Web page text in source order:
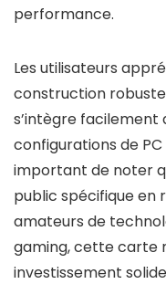
performance.
Les utilisateurs
construction
s’intègre facilement
configurations de
important de noter
public spécifique en
amateurs de
gaming, cette carte
investissement